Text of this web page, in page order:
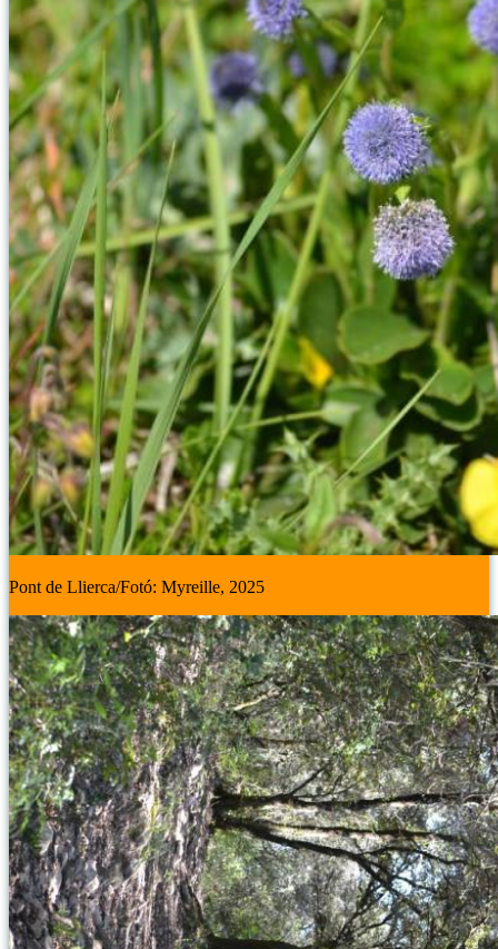
Pont de Llierca/Fotó: Myreille, 2025